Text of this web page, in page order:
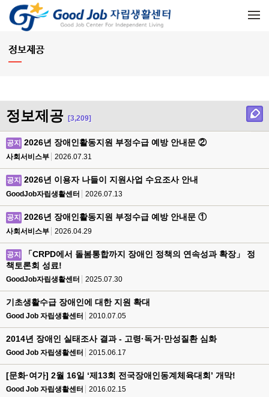
메뉴 건너뛰기
정보제공
정보제공 [3,209]
공지 2026년 장애인활동지원 부정수급 예방 안내문 ②
사회서비스부 2026.07.31
공지 2026년 이용자 나들이 지원사업 수요조사 안내
GoodJob자립생활센터 2026.07.13
공지 2026년 장애인활동지원 부정수급 예방 안내문 ①
사회서비스부 2026.04.29
공지
「CRPD에서 돌봄통합까지 장애인 정책의 연속성과 확장」 정
책토론회 성료!
GoodJob자립생활센터 2025.07.30
기초생활수급 장애인에 대한 지원 확대
Good Job 자립생활센터 2010.07.05
2014년 장애인 실태조사 결과 - 고령·독거·만성질환 심화
Good Job 자립생활센터 2015.06.17
[문화·여가] 2월 16일 ‘제13회 전국장애인동계체육대회’ 개막!
Good Job 자립생활센터 2016.02.15